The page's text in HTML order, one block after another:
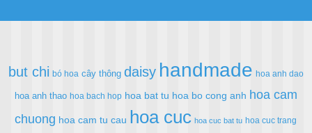
but chi bó hoa cây thông daisy handmade hoa anh dao
hoa anh thao hoa bach hop hoa bat tu hoa bo cong anh hoa cam
chuong hoa cam tu cau hoa cuc hoa cuc bat tu hoa cuc trang